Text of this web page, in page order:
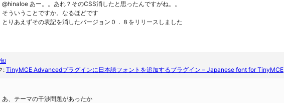
@hinaloe あー。。あれ？そのCSS消したと思ったんですがね。。
そういうことですか。なるほどです
とりあえずその表記を消したバージョン０．８をリリースしました
: TinyMCE Advancedプラグインに日本語フォントを追加するプラグイン – Japanese font for TinyMCE
あ、テーマの干渉問題があったか